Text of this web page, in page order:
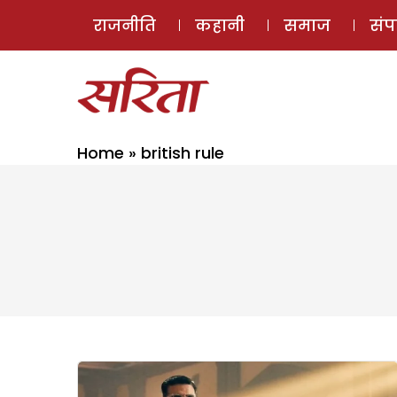
राजनीति कहानी समाज
Home » british rule